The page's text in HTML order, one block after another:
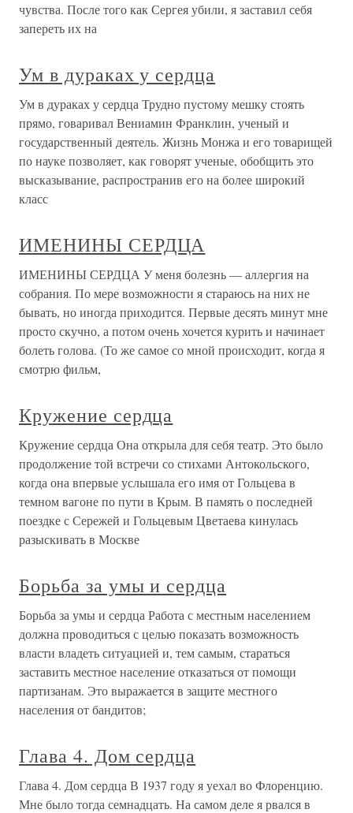
чувства. После того как Сергея убили, я заставил себя
запереть их на
Ум в дураках у сердца
Ум в дураках у сердца Трудно пустому мешку стоять
прямо, говаривал Вениамин Франклин, ученый и
государственный деятель. Жизнь Монжа и его товарищей
по науке позволяет, как говорят ученые, обобщить это
высказывание, распространив его на более широкий
класс
ИМЕНИНЫ СЕРДЦА
ИМЕНИНЫ СЕРДЦА У меня болезнь — аллергия на
собрания. По мере возможности я стараюсь на них не
бывать, но иногда приходится. Первые десять минут мне
просто скучно, а потом очень хочется курить и начинает
болеть голова. (То же самое со мной происходит, когда я
смотрю фильм,
Кружение сердца
Кружение сердца Она открыла для себя театр. Это было
продолжение той встречи со стихами Антокольского,
когда она впервые услышала его имя от Гольцева в
темном вагоне по пути в Крым. В память о последней
поездке с Сережей и Гольцевым Цветаева кинулась
разыскивать в Москве
Борьба за умы и сердца
Борьба за умы и сердца Работа с местным населением
должна проводиться с целью показать возможность
власти владеть ситуацией и, тем самым, стараться
заставить местное население отказаться от помощи
партизанам. Это выражается в защите местного
населения от бандитов;
Глава 4. Дом сердца
Глава 4. Дом сердца В 1937 году я уехал во Флоренцию.
Мне было тогда семнадцать. На самом деле я рвался в